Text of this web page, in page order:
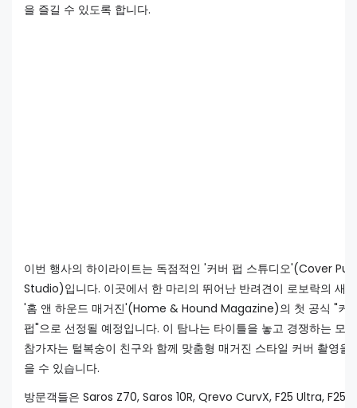
을 즐길 수 있도록 합니다.
이번 행사의 하이라이트는 독점적인 '커버 펍 스튜디오'(Cover Pup
Studio)입니다. 이곳에서 한 마리의 뛰어난 반려견이 로보락의 새
'홈 앤 하운드 매거진'(Home & Hound Magazine)의 첫 공식 "커
펍"으로 선정될 예정입니다. 이 탐나는 타이틀을 놓고 경쟁하는 모든
참가자는 털복숭이 친구와 함께 맞춤형 매거진 스타일 커버 촬영을
을 수 있습니다.
방문객들은 Saros Z70, Saros 10R, Qrevo CurvX, F25 Ultra, F25